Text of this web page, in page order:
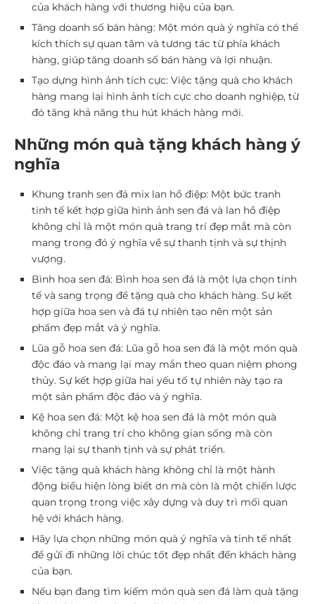
của khách hàng với thương hiệu của bạn.
Tăng doanh số bán hàng: Một món quà ý nghĩa có thể
kích thích sự quan tâm và tương tác từ phía khách
hàng, giúp tăng doanh số bán hàng và lợi nhuận.
Tạo dựng hình ảnh tích cực: Việc tặng quà cho khách
hàng mang lại hình ảnh tích cực cho doanh nghiệp, từ
đó tăng khả năng thu hút khách hàng mới.
Những món quà tặng khách hàng ý
nghĩa
Khung tranh sen đá mix lan hồ điệp: Một bức tranh
tinh tế kết hợp giữa hình ảnh sen đá và lan hồ điệp
không chỉ là một món quà trang trí đẹp mắt mà còn
mang trong đó ý nghĩa về sự thanh tịnh và sự thịnh
vượng.
Bình hoa sen đá: Bình hoa sen đá là một lựa chọn tinh
tế và sang trọng để tặng quà cho khách hàng. Sự kết
hợp giữa hoa sen và đá tự nhiên tạo nên một sản
phẩm đẹp mắt và ý nghĩa.
Lũa gỗ hoa sen đá: Lũa gỗ hoa sen đá là một món quà
độc đáo và mang lại may mắn theo quan niệm phong
thủy. Sự kết hợp giữa hai yếu tố tự nhiên này tạo ra
một sản phẩm độc đáo và ý nghĩa.
Kệ hoa sen đá: Một kệ hoa sen đá là một món quà
không chỉ trang trí cho không gian sống mà còn
mang lại sự thanh tịnh và sự phát triển.
Việc tặng quà khách hàng không chỉ là một hành
động biểu hiện lòng biết ơn mà còn là một chiến lược
quan trọng trong việc xây dựng và duy trì mối quan
hệ với khách hàng.
Hãy lựa chọn những món quà ý nghĩa và tinh tế nhất
để gửi đi những lời chúc tốt đẹp nhất đến khách hàng
của bạn.
Nếu bạn đang tìm kiếm món quà sen đá làm quà tặng